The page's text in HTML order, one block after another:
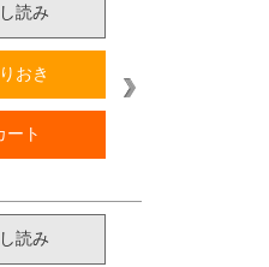
読み
おき
ート
読み